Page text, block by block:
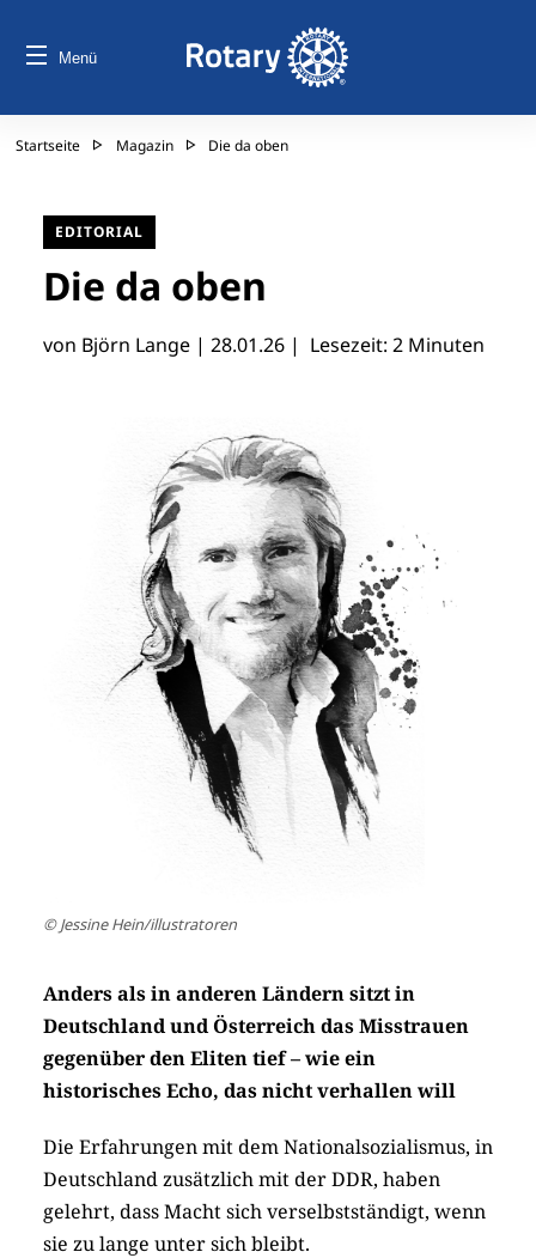
Menü
Startseite Magazin Die da oben
EDITORIAL
Die da oben
von Björn Lange | 28.01.26 | Lesezeit: 2 Minuten
© Jessine Hein/illustratoren
Anders als in anderen Ländern sitzt in
Deutschland und Österreich das Misstrauen
gegenüber den Eliten tief – wie ein
historisches Echo, das nicht verhallen will
Die Erfahrungen mit dem Nationalsozialismus, in
Deutschland zusätzlich mit der DDR, haben
gelehrt, dass Macht sich verselbstständigt, wenn
sie zu ­lange unter sich bleibt.